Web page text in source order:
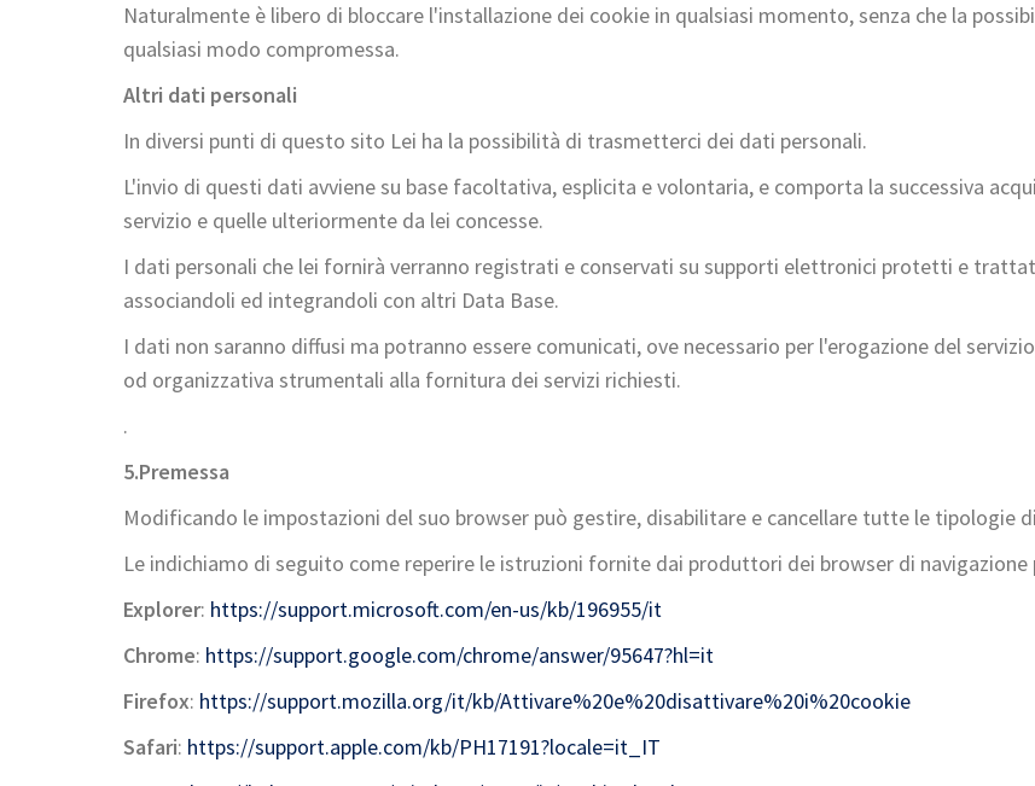
Naturalmente è libero di bloccare l'installazione dei cookie in qualsiasi momento, senza che la
qualsiasi modo compromessa.
Altri dati personali
In diversi punti di questo sito Lei ha la possibilità di trasmetterci dei dati personali.
L'invio di questi dati avviene su base facoltativa, esplicita e volontaria, e comporta la successiva
servizio e quelle ulteriormente da lei concesse.
I dati personali che lei fornirà verranno registrati e conservati su supporti elettronici protetti e
associandoli ed integrandoli con altri Data Base.
I dati non saranno diffusi ma potranno essere comunicati, ove necessario per l'erogazione del
od organizzativa strumentali alla fornitura dei servizi richiesti.
.
5.Premessa
Modificando le impostazioni del suo browser può gestire, disabilitare e cancellare tutte le tipologie
Le indichiamo di seguito come reperire le istruzioni fornite dai produttori dei browser di navigazione
Explorer: https://support.microsoft.com/en-us/kb/196955/it
Chrome: https://support.google.com/chrome/answer/95647?hl=it
Firefox: https://support.mozilla.org/it/kb/Attivare%20e%20disattivare%20i%20cookie
Safari: https://support.apple.com/kb/PH17191?locale=it_IT